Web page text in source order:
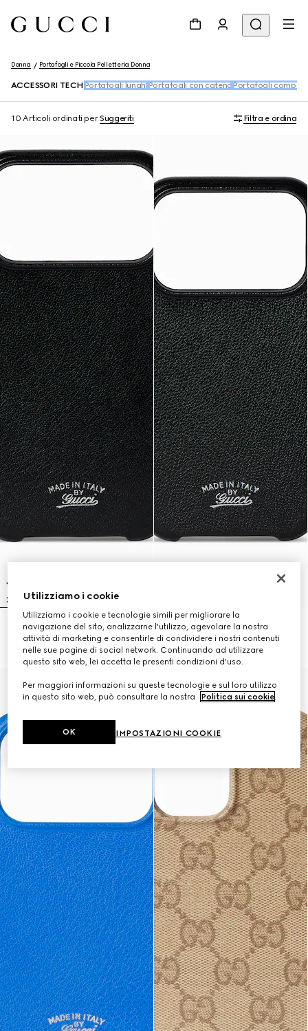
Donna Portafogli e Piccola Pelletteria Donna
ACCESSORI TECH Portafogli lunghi Portafogli con catena Portafogli
10 Articoli ordinati perSuggeriti Filtra e ordina
Custodia per iPhone 17 Pro Max
€ 390
Custodia per iPhone 17 Pro
€ 390
Utilizziamo i cookie
Utilizziamo i cookie e tecnologie simili per migliorare la
navigazione del sito, analizzarne l'utilizzo, agevolare la nostra
attività di marketing e consentirle di condividere i nostri contenuti
nelle sue pagine di social network. Continuando ad utilizzare
questo sito web, lei accetta le presenti condizioni d'uso.
Per maggiori informazioni su queste tecnologie e sul loro utilizzo
in questo sito web, può consultare la nostra
Politica sui cookie
IMPOSTAZIONI COOKIE
OK